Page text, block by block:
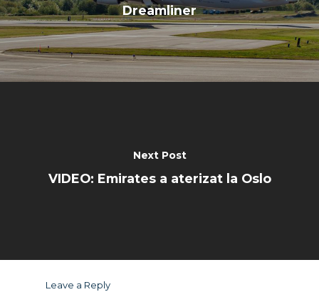
Dreamliner
Next Post
VIDEO: Emirates a aterizat la Oslo
Leave a Reply